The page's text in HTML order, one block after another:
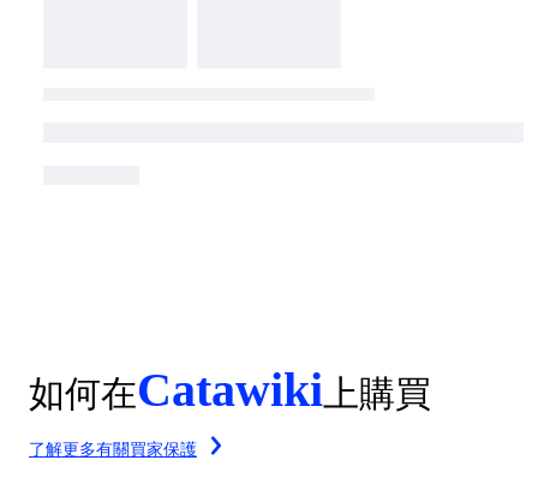
如何在Catawiki 上購買
了解更多有關買家保護